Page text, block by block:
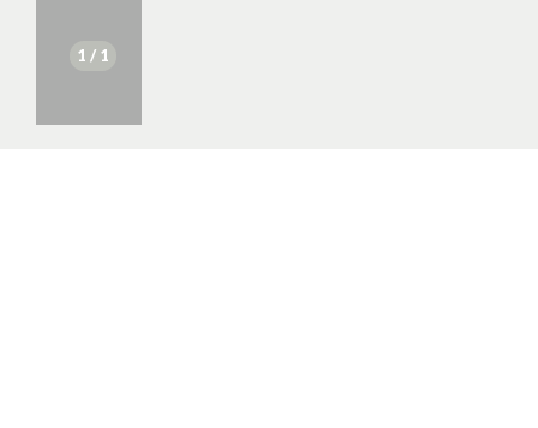
1 / 1